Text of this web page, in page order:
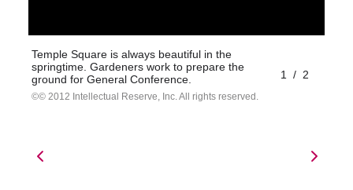
Temple Square is always beautiful in the
springtime. Gardeners work to prepare the
ground for General Conference.
© 2012 Intellectual Reserve, Inc. All rights reserved.
1 / 2